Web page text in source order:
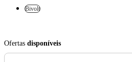
Bivolt
Ofertas disponíveis